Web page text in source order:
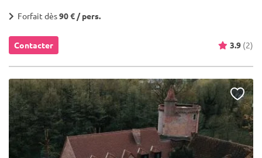
Forfait dès90 € / pers.
Contacter 3.9 (2)